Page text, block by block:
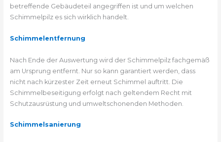
betreffende Gebäudeteil angegriffen ist und um welchen
Schimmelpilz es sich wirklich handelt.
Schimmelentfernung
Nach Ende der Auswertung wird der Schimmelpilz fachgemäß
am Ursprung entfernt. Nur so kann garantiert werden, dass
nicht nach kürzester Zeit erneut Schimmel auftritt. Die
Schimmelbeseitigung erfolgt nach geltendem Recht mit
Schutzausrüstung und umweltschonenden Methoden.
Schimmelsanierung